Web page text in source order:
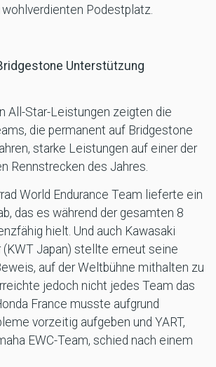
Podestplatz.
Unterstützung
All-Star-Leistungen zeigten die
die permanent auf Bridgestone
starke Leistungen auf einer der
Rennstrecken des Jahres.
World Endurance Team lieferte ein
das es während der gesamten 8
hielt. Und auch Kawasaki
Japan) stellte erneut seine
auf der Weltbühne mithalten zu
jedoch nicht jedes Team das
France musste aufgrund
vorzeitig aufgeben und YART,
EWC-Team, schied nach einem